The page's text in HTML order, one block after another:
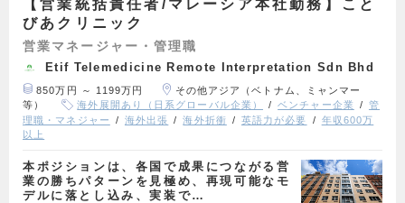
【営業統括責任者/マレーシア本社勤務】こと
びあクリニック
営業マネージャー・管理職
Etif Telemedicine Remote Interpretation Sdn Bhd
850万円 ～ 1199万円
その他アジア（ベトナム、ミャンマー
等）
海外展開あり（日系グローバル企業） ベンチャー企業
管
理職・マネジャー
海外出張 海外折衝 英語力が必要
年収600万
以上
本ポジションは、各国で成果につながる営
業の勝ちパターンを見極め、再現可能なモ
デルに落とし込み、実装で…